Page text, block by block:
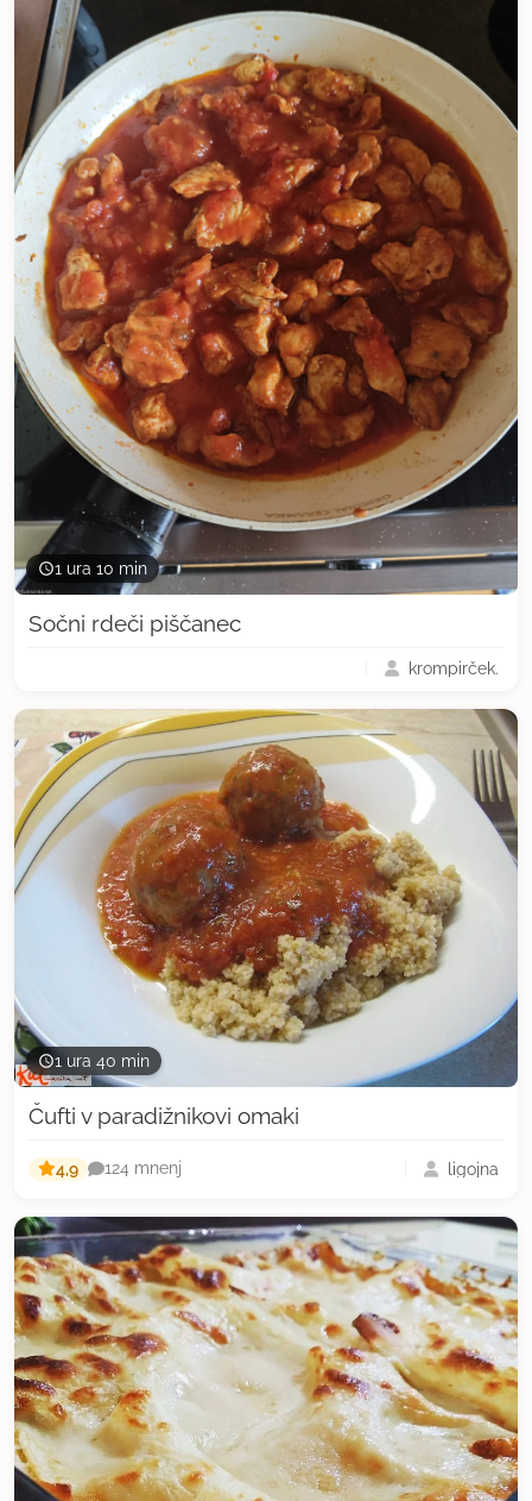
1 ura 10 min
Sočni rdeči piščanec
krompirček.
1 ura 40 min
Čufti v paradižnikovi omaki
4,9 124 mnenj ligojna